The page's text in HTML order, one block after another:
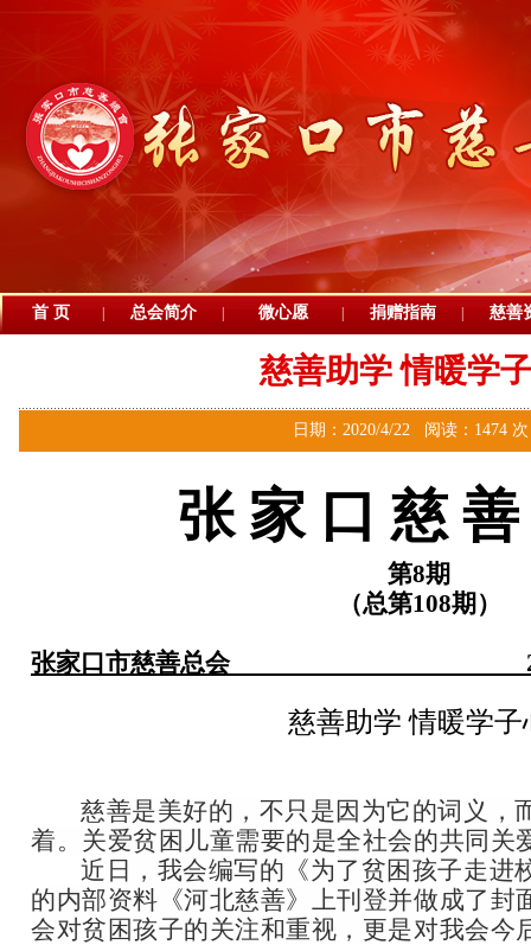
首 页 总会简介 微心愿 捐赠指南 慈善
慈善助学 情暖学
日期：2020/4/22 阅读：1474
张 家 口 慈
第8期
（总第108期）
张家口市慈善总会
慈善助学 情暖学子
慈善是美好的，不只是因为它的词义，
着。关爱贫困儿童需要的是全社会的共同关
近日，我会编写的《为了贫困孩子走进
的内部资料《河北慈善》上刊登并做成了封
会对贫困孩子的关注和重视，更是对我会今